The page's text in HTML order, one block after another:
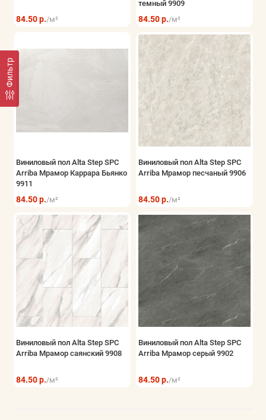
Фильтр
84.50 р./м²
темный 9909
84.50 р./м²
Виниловый пол Alta Step SPC
Arriba Мрамор Каррара Бьянко
9911
84.50 р./м²
Виниловый пол Alta Step SPC
Arriba Мрамор песчаный 9906
84.50 р./м²
Виниловый пол Alta Step SPC
Arriba Мрамор саянский 9908
84.50 р./м²
Виниловый пол Alta Step SPC
Arriba Мрамор серый 9902
84.50 р./м²